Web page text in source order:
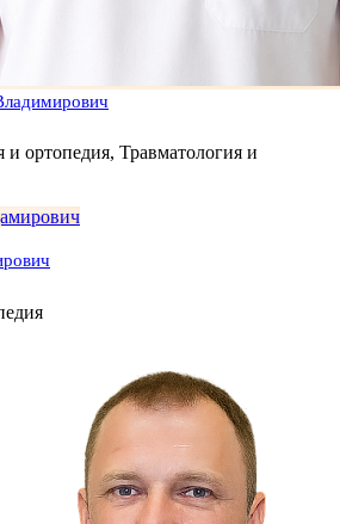
и ортопедия, Травматология и